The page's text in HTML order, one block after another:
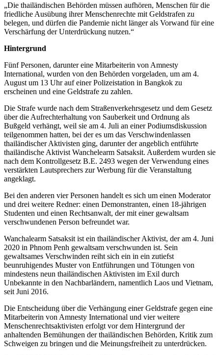
„Die thailändischen Behörden müssen aufhören, Menschen für die
friedliche Ausübung ihrer Menschenrechte mit Geldstrafen zu
belegen, und dürfen die Pandemie nicht länger als Vorwand für eine
Verschärfung der Unterdrückung nutzen.“
Hintergrund
Fünf Personen, darunter eine Mitarbeiterin von Amnesty
International, wurden von den Behörden vorgeladen, um am 4.
August um 13 Uhr auf einer Polizeistation in Bangkok zu
erscheinen und eine Geldstrafe zu zahlen.
Die Strafe wurde nach dem Straßenverkehrsgesetz und dem Gesetz
über die Aufrechterhaltung von Sauberkeit und Ordnung als
Bußgeld verhängt, weil sie am 4. Juli an einer Podiumsdiskussion
teilgenommen hatten, bei der es um das Verschwindenlassen
thailändischer Aktivisten ging, darunter der angeblich entführte
thailändische Aktivist Wanchelearm Satsaksit. Außerdem wurden sie
nach dem Kontrollgesetz B.E. 2493 wegen der Verwendung eines
verstärkten Lautsprechers zur Werbung für die Veranstaltung
angeklagt.
Bei den anderen vier Personen handelt es sich um einen Moderator
und drei weitere Redner: einen Demonstranten, einen 18-jährigen
Studenten und einen Rechtsanwalt, der mit einer gewaltsam
verschwundenen Person befreundet war.
Wanchalearm Satsaksit ist ein thailändischer Aktivist, der am 4. Juni
2020 in Phnom Penh gewaltsam verschwunden ist. Sein
gewaltsames Verschwinden reiht sich ein in ein zutiefst
beunruhigendes Muster von Entführungen und Tötungen von
mindestens neun thailändischen Aktivisten im Exil durch
Unbekannte in den Nachbarländern, namentlich Laos und Vietnam,
seit Juni 2016.
Die Entscheidung über die Verhängung einer Geldstrafe gegen eine
Mitarbeiterin von Amnesty International und vier weitere
Menschenrechtsaktivisten erfolgt vor dem Hintergrund der
anhaltenden Bemühungen der thailändischen Behörden, Kritik zum
Schweigen zu bringen und die Meinungsfreiheit zu unterdrücken.